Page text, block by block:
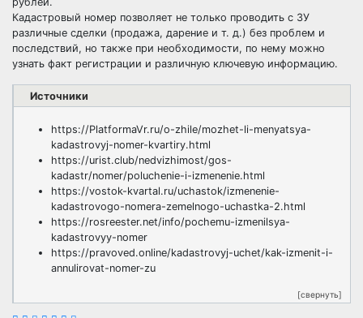
Кадастровый номер позволяет не только проводить с ЗУ
различные сделки (продажа, дарение и т. д.) без проблем и
последствий, но также при необходимости, по нему можно
узнать факт регистрации и различную ключевую информацию.
Источники
https://PlatformaVr.ru/o-zhile/mozhet-li-menyatsya-
kadastrovyj-nomer-kvartiry.html
https://urist.club/nedvizhimost/gos-
kadastr/nomer/poluchenie-i-izmenenie.html
https://vostok-kvartal.ru/uchastok/izmenenie-
kadastrovogo-nomera-zemelnogo-uchastka-2.html
https://rosreester.net/info/pochemu-izmenilsya-
kadastrovyy-nomer
https://pravoved.online/kadastrovyj-uchet/kak-izmenit-i-
annulirovat-nomer-zu
[свернуть]